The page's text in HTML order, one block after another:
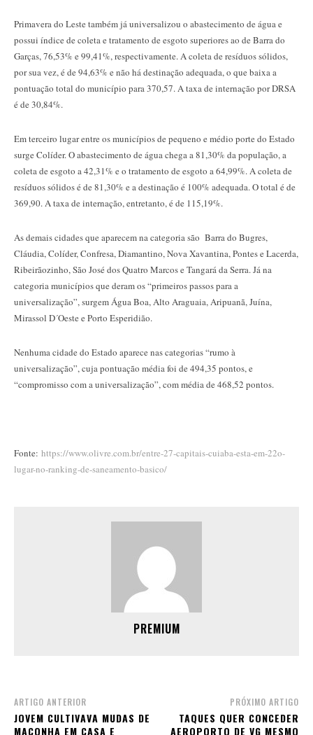
Primavera do Leste também já universalizou o abastecimento de água e
possui índice de coleta e tratamento de esgoto superiores ao de Barra do
Garças, 76,53% e 99,41%, respectivamente. A coleta de resíduos sólidos,
por sua vez, é de 94,63% e não há destinação adequada, o que baixa a
pontuação total do município para 370,57. A taxa de internação por DRSA
é de 30,84%.
Em terceiro lugar entre os municípios de pequeno e médio porte do Estado
surge Colíder. O abastecimento de água chega a 81,30% da população, a
coleta de esgoto a 42,31% e o tratamento de esgoto a 64,99%. A coleta de
resíduos sólidos é de 81,30% e a destinação é 100% adequada. O total é de
369,90. A taxa de internação, entretanto, é de 115,19%.
As demais cidades que aparecem na categoria são Barra do Bugres,
Cláudia, Colíder, Confresa, Diamantino, Nova Xavantina, Pontes e Lacerda,
Ribeirãozinho, São José dos Quatro Marcos e Tangará da Serra. Já na
categoria municípios que deram os “primeiros passos para a
universalização”, surgem Água Boa, Alto Araguaia, Aripuanã, Juína,
Mirassol D´Oeste e Porto Esperidião.
Nenhuma cidade do Estado aparece nas categorias “rumo à
universalização”, cuja pontuação média foi de 494,35 pontos, e
“compromisso com a universalização”, com média de 468,52 pontos.
Fonte: https://www.olivre.com.br/entre-27-capitais-cuiaba-esta-em-22o-
lugar-no-ranking-de-saneamento-basico/
PREMIUM
ARTIGO ANTERIOR
JOVEM CULTIVAVA MUDAS DE
MACONHA EM CASA E
PRÓXIMO ARTIGO
TAQUES QUER CONCEDER
AEROPORTO DE VG MESMO